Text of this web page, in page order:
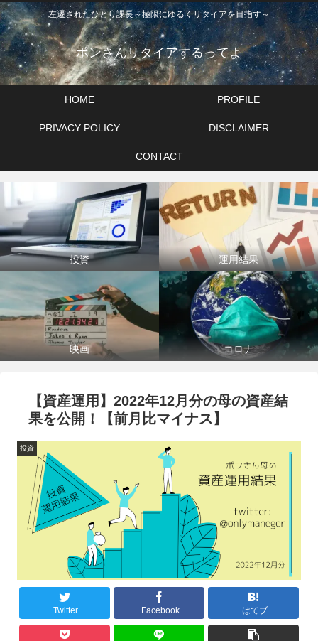
左遷されたひとり課長～極限にゆるくリタイアを目指す～
ポンさんリタイアするってよ
HOME PROFILE
PRIVACY POLICY DISCLAIMER
CONTACT
投資 運用結果
映画 コロナ
【資産運用】2022年12月分の母の資産結
果を公開！【前月比マイナス】
投資
Twitter Facebook はてブ